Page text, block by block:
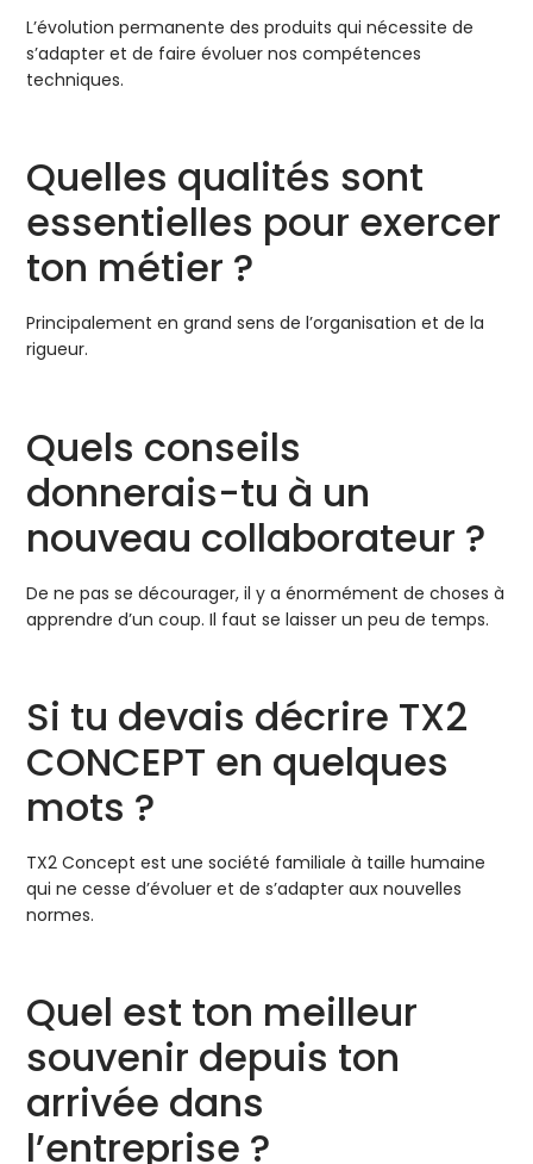
L’évolution permanente des produits qui nécessite de
s’adapter et de faire évoluer nos compétences
techniques.
Quelles qualités sont
essentielles pour exercer
ton métier ?
Principalement en grand sens de l’organisation et de la
rigueur.
Quels conseils
donnerais-tu à un
nouveau collaborateur ?
De ne pas se décourager, il y a énormément de choses à
apprendre d’un coup. Il faut se laisser un peu de temps.
Si tu devais décrire TX2
CONCEPT en quelques
mots ?
TX2 Concept est une société familiale à taille humaine
qui ne cesse d’évoluer et de s’adapter aux nouvelles
normes.
Quel est ton meilleur
souvenir depuis ton
arrivée dans
l’entreprise ?